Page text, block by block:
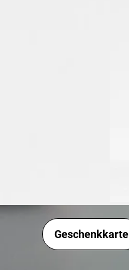
Geschenkkarte